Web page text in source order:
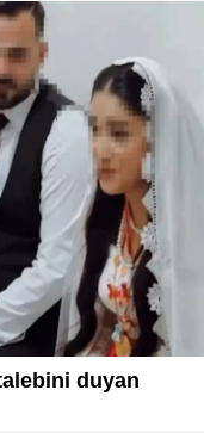
duyan